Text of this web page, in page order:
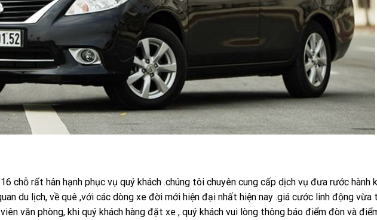
chỗ rất hân hạnh phục vụ quý khách .chúng tôi chuyên cung cấp dịch vụ đưa rước hành
du lịch, về quê ,với các dòng xe đời mới hiện đại nhất hiện nay .giá cước linh động vừa
văn phòng, khi quý khách hàng đặt xe , quý khách vui lòng thông báo điểm đòn và